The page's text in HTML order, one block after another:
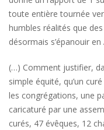
toute entière tournée
humbles réalités que
désormais s’épanouir
(…) Comment justifier,
simple équité, qu’un
les congrégations, une
caricaturé par une
curés, 47 évêques, 12